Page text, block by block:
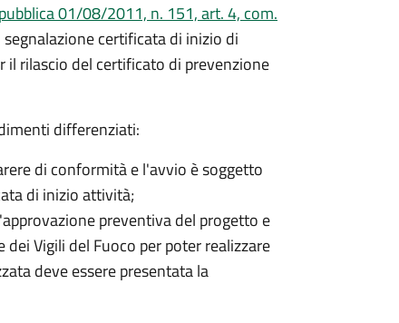
01/08/2011, n. 151, art. 4, com.
certificata di inizio di
rilascio del certificato di prevenzione
differenziati:
di conformità e l'avvio è soggetto
di inizio attività;
preventiva del progetto e
Vigili del Fuoco per poter realizzare
deve essere presentata la